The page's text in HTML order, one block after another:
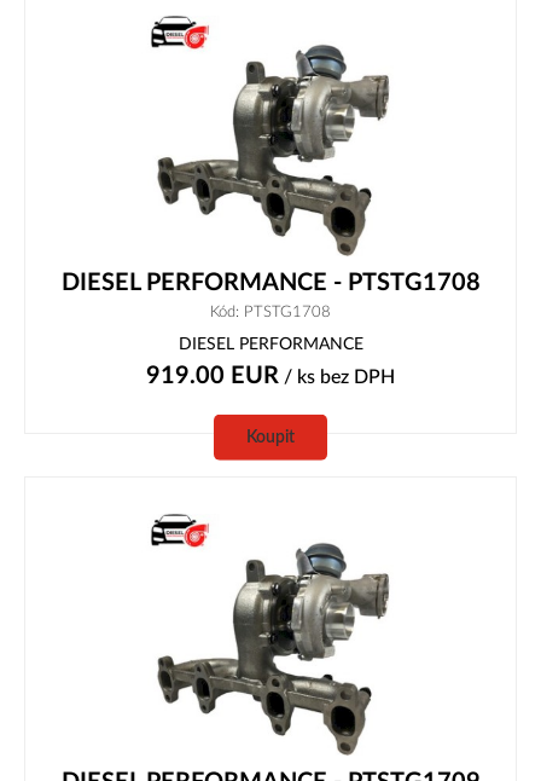
DIESEL PERFORMANCE - PTSTG1708
Kód: PTSTG1708
DIESEL PERFORMANCE
919.00 EUR / ks bez DPH
Koupit